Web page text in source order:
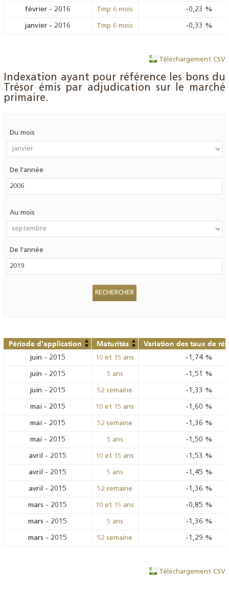
février - 2016 Tmp 6 mois -0,23 %
janvier - 2016 Tmp 6 mois -0,33 %
Téléchargement CSV
Indexation ayant pour référence les bons du
Trésor émis par adjudication sur le marché
primaire.
Du mois
De l'année
Au mois
De l'année
Période d'application Maturités Variation des taux de
juin - 2015 10 et 15 ans -1,74 %
juin - 2015 5 ans -1,51 %
juin - 2015 52 semaine -1,33 %
mai - 2015 10 et 15 ans -1,60 %
mai - 2015 52 semaine -1,36 %
mai - 2015 5 ans -1,50 %
avril - 2015 10 et 15 ans -1,53 %
avril - 2015 5 ans -1,45 %
avril - 2015 52 semaine -1,36 %
mars - 2015 10 et 15 ans -0,85 %
mars - 2015 5 ans -1,36 %
mars - 2015 52 semaine -1,29 %
Téléchargement CSV